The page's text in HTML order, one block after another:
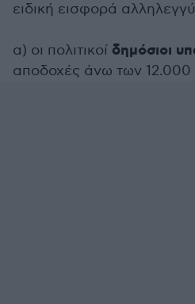
ειδική εισφορά
α) οι πολιτικοί δημόσιοι
αποδοχές άνω των